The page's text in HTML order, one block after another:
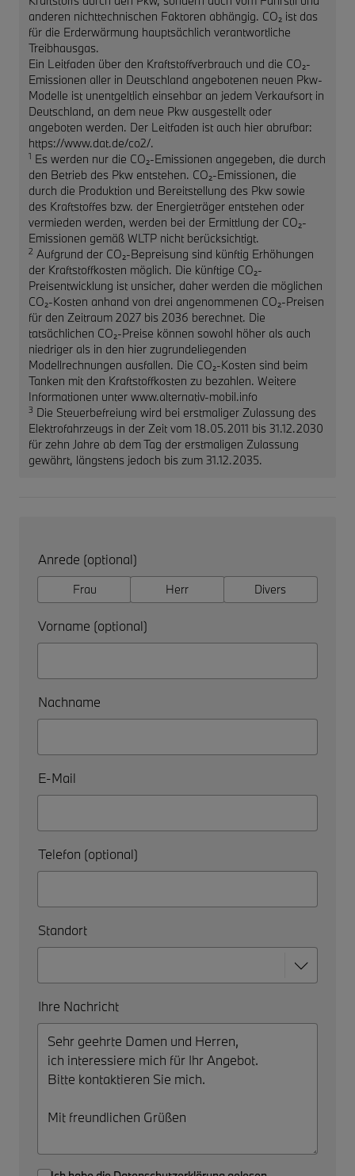
anderen nichttechnischen Faktoren abhängig. CO₂ ist das
für die Erderwärmung hauptsächlich verantwortliche
Treibhausgas.
Ein Leitfaden über den Kraftstoffverbrauch und die CO₂-
Emissionen aller in Deutschland angebotenen neuen Pkw-
Modelle ist unentgeltlich einsehbar an jedem Verkaufsort in
Deutschland, an dem neue Pkw ausgestellt oder
angeboten werden. Der Leitfaden ist auch hier abrufbar:
https://www.dat.de/co2/.
1 Es werden nur die CO₂-Emissionen angegeben, die durch
den Betrieb des Pkw entstehen. CO₂-Emissionen, die
durch die Produktion und Bereitstellung des Pkw sowie
des Kraftstoffes bzw. der Energieträger entstehen oder
vermieden werden, werden bei der Ermittlung der CO₂-
Emissionen gemäß WLTP nicht berücksichtigt.
2 Aufgrund der CO₂-Bepreisung sind künftig Erhöhungen
der Kraftstoffkosten möglich. Die künftige CO₂-
Preisentwicklung ist unsicher, daher werden die möglichen
CO₂-Kosten anhand von drei angenommenen CO₂-Preisen
für den Zeitraum 2027 bis 2036 berechnet. Die
tatsächlichen CO₂-Preise können sowohl höher als auch
niedriger als in den hier zugrundeliegenden
Modellrechnungen ausfallen. Die CO₂-Kosten sind beim
Tanken mit den Kraftstoffkosten zu bezahlen. Weitere
Informationen unter www.alternativ-mobil.info
3 Die Steuerbefreiung wird bei erstmaliger Zulassung des
Elektrofahrzeugs in der Zeit vom 18.05.2011 bis 31.12.2030
für zehn Jahre ab dem Tag der erstmaligen Zulassung
gewährt, längstens jedoch bis zum 31.12.2035.
Anrede (optional)
Frau Herr Divers
Vorname (optional)
Nachname
E-Mail
Telefon (optional)
Standort
Ihre Nachricht